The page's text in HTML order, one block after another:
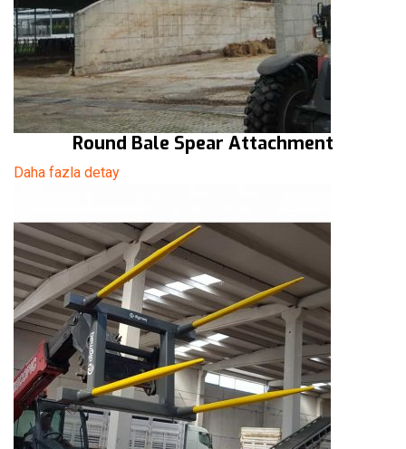
Round Bale Spear Attachment
Daha fazla detay